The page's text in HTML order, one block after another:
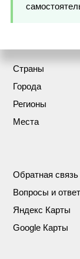
Страны
Города
Регионы
Места
Обратная связь
Вопросы и
Яндекс Карты
Google Карты